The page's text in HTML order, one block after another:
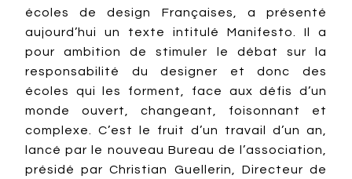
écoles de design Françaises, a présenté
aujourd’hui un texte intitulé Manifesto. Il a
pour ambition de stimuler le débat sur la
responsabilité du designer et donc des
écoles qui les forment, face aux défis d’un
monde ouvert, changeant, foisonnant et
complexe. C’est le fruit d’un travail d’un an,
lancé par le nouveau Bureau de l’association,
présidé par Christian Guellerin, Directeur de